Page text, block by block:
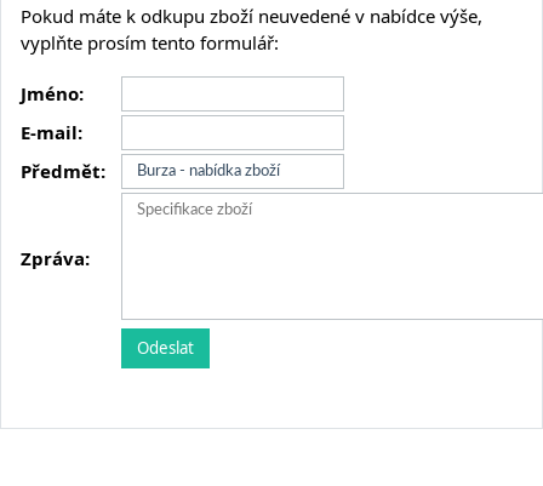
Pokud máte k odkupu zboží neuvedené v nabídce výše,
vyplňte prosím tento formulář:
Jméno:
E-mail:
Předmět:
Zpráva: